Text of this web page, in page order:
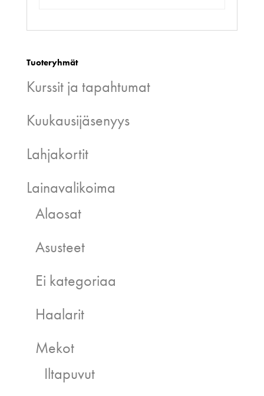
Tuoteryhmät
Kurssit ja tapahtumat
Kuukausijäsenyys
Lahjakortit
Lainavalikoima
Alaosat
Asusteet
Ei kategoriaa
Haalarit
Mekot
Iltapuvut